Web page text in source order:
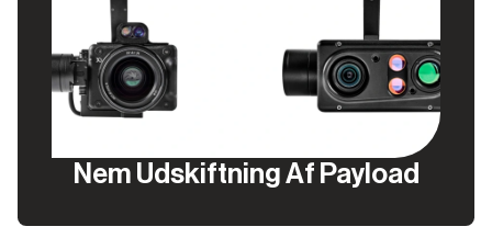
Nem Udskiftning Af Payload